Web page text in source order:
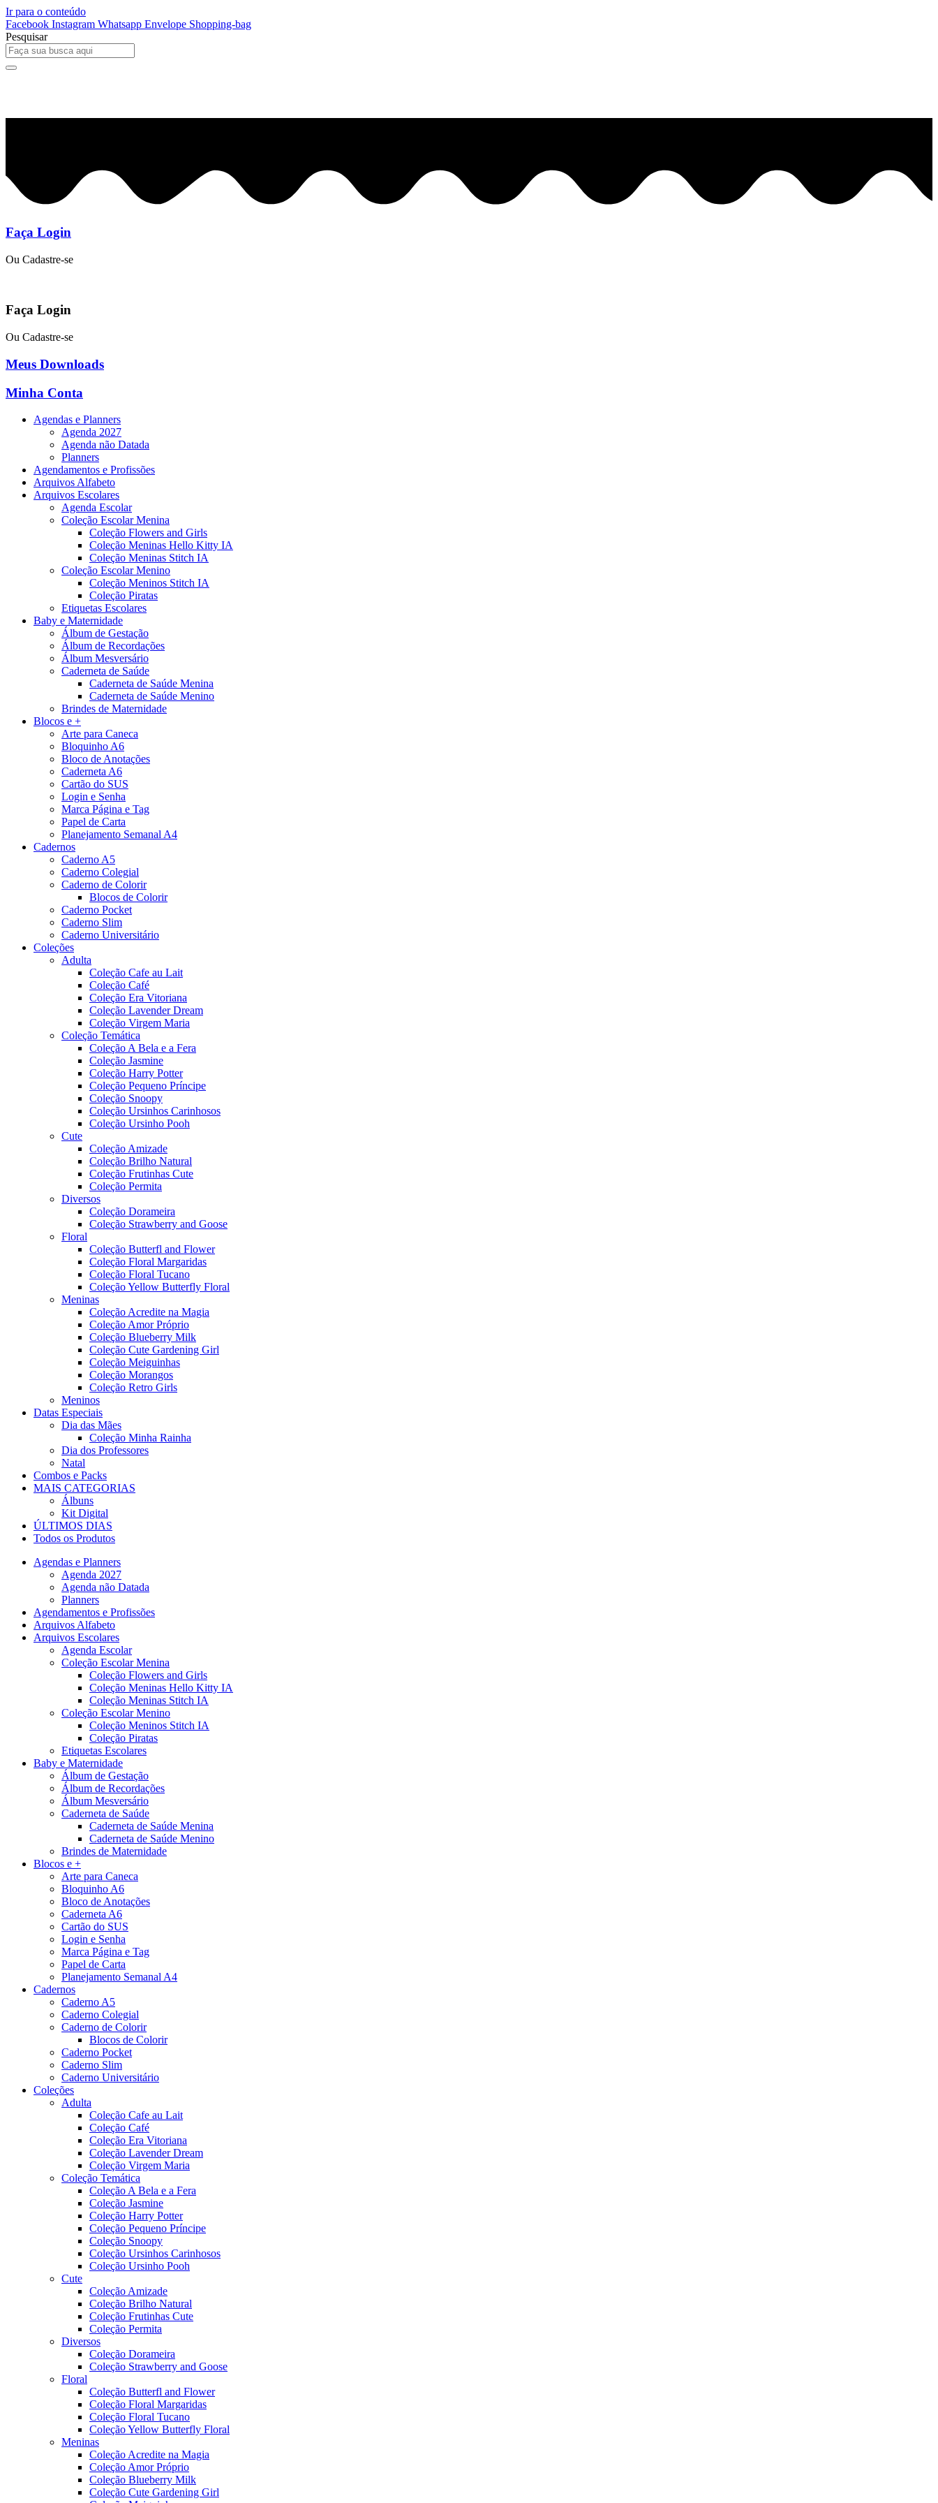
Ir para o conteúdo
Facebook Instagram Whatsapp Envelope Shopping-bag
Pesquisar
Faça Login
Ou Cadastre-se
Faça Login
Ou Cadastre-se
Meus Downloads
Minha Conta
Agendas e Planners
Agenda 2027
Agenda não Datada
Planners
Agendamentos e Profissões
Arquivos Alfabeto
Arquivos Escolares
Agenda Escolar
Coleção Escolar Menina
Coleção Flowers and Girls
Coleção Meninas Hello Kitty IA
Coleção Meninas Stitch IA
Coleção Escolar Menino
Coleção Meninos Stitch IA
Coleção Piratas
Etiquetas Escolares
Baby e Maternidade
Álbum de Gestação
Álbum de Recordações
Álbum Mesversário
Caderneta de Saúde
Caderneta de Saúde Menina
Caderneta de Saúde Menino
Brindes de Maternidade
Blocos e +
Arte para Caneca
Bloquinho A6
Bloco de Anotações
Caderneta A6
Cartão do SUS
Login e Senha
Marca Página e Tag
Papel de Carta
Planejamento Semanal A4
Cadernos
Caderno A5
Caderno Colegial
Caderno de Colorir
Blocos de Colorir
Caderno Pocket
Caderno Slim
Caderno Universitário
Coleções
Adulta
Coleção Cafe au Lait
Coleção Café
Coleção Era Vitoriana
Coleção Lavender Dream
Coleção Virgem Maria
Coleção Temática
Coleção A Bela e a Fera
Coleção Jasmine
Coleção Harry Potter
Coleção Pequeno Príncipe
Coleção Snoopy
Coleção Ursinhos Carinhosos
Coleção Ursinho Pooh
Cute
Coleção Amizade
Coleção Brilho Natural
Coleção Frutinhas Cute
Coleção Permita
Diversos
Coleção Dorameira
Coleção Strawberry and Goose
Floral
Coleção Butterfl and Flower
Coleção Floral Margaridas
Coleção Floral Tucano
Coleção Yellow Butterfly Floral
Meninas
Coleção Acredite na Magia
Coleção Amor Próprio
Coleção Blueberry Milk
Coleção Cute Gardening Girl
Coleção Meiguinhas
Coleção Morangos
Coleção Retro Girls
Meninos
Datas Especiais
Dia das Mães
Coleção Minha Rainha
Dia dos Professores
Natal
Combos e Packs
MAIS CATEGORIAS
Álbuns
Kit Digital
ÚLTIMOS DIAS
Todos os Produtos
Agendas e Planners
Agenda 2027
Agenda não Datada
Planners
Agendamentos e Profissões
Arquivos Alfabeto
Arquivos Escolares
Agenda Escolar
Coleção Escolar Menina
Coleção Flowers and Girls
Coleção Meninas Hello Kitty IA
Coleção Meninas Stitch IA
Coleção Escolar Menino
Coleção Meninos Stitch IA
Coleção Piratas
Etiquetas Escolares
Baby e Maternidade
Álbum de Gestação
Álbum de Recordações
Álbum Mesversário
Caderneta de Saúde
Caderneta de Saúde Menina
Caderneta de Saúde Menino
Brindes de Maternidade
Blocos e +
Arte para Caneca
Bloquinho A6
Bloco de Anotações
Caderneta A6
Cartão do SUS
Login e Senha
Marca Página e Tag
Papel de Carta
Planejamento Semanal A4
Cadernos
Caderno A5
Caderno Colegial
Caderno de Colorir
Blocos de Colorir
Caderno Pocket
Caderno Slim
Caderno Universitário
Coleções
Adulta
Coleção Cafe au Lait
Coleção Café
Coleção Era Vitoriana
Coleção Lavender Dream
Coleção Virgem Maria
Coleção Temática
Coleção A Bela e a Fera
Coleção Jasmine
Coleção Harry Potter
Coleção Pequeno Príncipe
Coleção Snoopy
Coleção Ursinhos Carinhosos
Coleção Ursinho Pooh
Cute
Coleção Amizade
Coleção Brilho Natural
Coleção Frutinhas Cute
Coleção Permita
Diversos
Coleção Dorameira
Coleção Strawberry and Goose
Floral
Coleção Butterfl and Flower
Coleção Floral Margaridas
Coleção Floral Tucano
Coleção Yellow Butterfly Floral
Meninas
Coleção Acredite na Magia
Coleção Amor Próprio
Coleção Blueberry Milk
Coleção Cute Gardening Girl